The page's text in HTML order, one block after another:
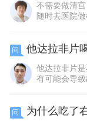
不需要做清
随时去医院
问 他达拉非片
他达拉非片
有可能会导
问 为什么吃了